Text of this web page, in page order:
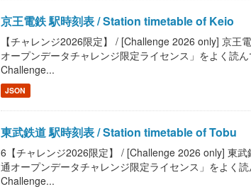
京王電鉄 駅時刻表 / Station timetable of Keio
【チャレンジ2026限定】 / [Challenge 2026 only] 京
オープンデータチャレンジ限定ライセンス」をよく読
Challenge...
JSON
東武鉄道 駅時刻表 / Station timetable of Tobu
6【チャレンジ2026限定】 / [Challenge 2026 only] 東
通オープンデータチャレンジ限定ライセンス」をよく
Challenge...